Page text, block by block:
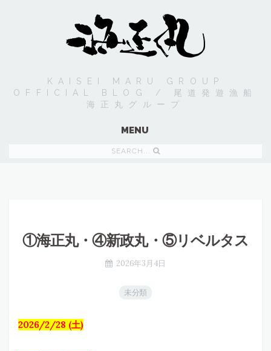
KAISEI MARU GROUP
OFFICIAL BLOG / 尾道発遊漁船
海正丸グループ
MENU
SEARCH...
①海正丸・④新政丸・⑤リベルタス
2026年3月4日
未分類
2026/2/28 (土)